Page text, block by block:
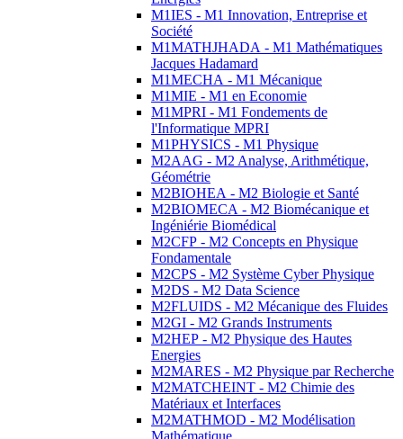
M1IES - M1 Innovation, Entreprise et
Société
M1MATHJHADA - M1 Mathématiques
Jacques Hadamard
M1MECHA - M1 Mécanique
M1MIE - M1 en Economie
M1MPRI - M1 Fondements de
l'Informatique MPRI
M1PHYSICS - M1 Physique
M2AAG - M2 Analyse, Arithmétique,
Géométrie
M2BIOHEA - M2 Biologie et Santé
M2BIOMECA - M2 Biomécanique et
Ingéniérie Biomédical
M2CFP - M2 Concepts en Physique
Fondamentale
M2CPS - M2 Système Cyber Physique
M2DS - M2 Data Science
M2FLUIDS - M2 Mécanique des Fluides
M2GI - M2 Grands Instruments
M2HEP - M2 Physique des Hautes
Energies
M2MARES - M2 Physique par Recherche
M2MATCHEINT - M2 Chimie des
Matériaux et Interfaces
M2MATHMOD - M2 Modélisation
Mathématique